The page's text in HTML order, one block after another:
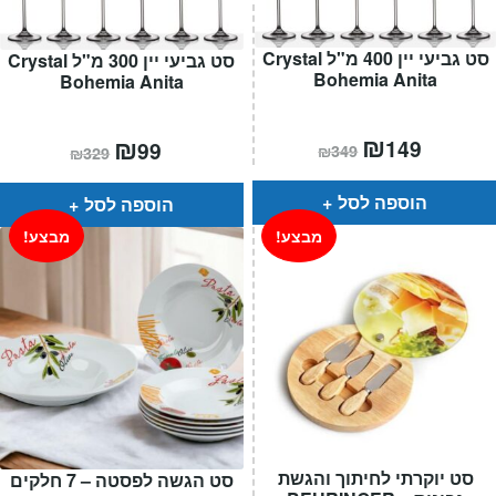
סט גביעי יין 300 מ"ל Crystal
Bohemia Anita
₪329 המחיר
המקורי
היה:
₪329.
₪99
הוא:
הוספה לסל
סט גביעי יין 400 מ"ל Crystal
Bohemia Anita
₪349 המחיר
המקורי
היה:
₪349.
₪149
הוא:
הוספה לסל
סט הגשה לפסטה – 7 חלקים
מבצע!
סט יוקרתי לחיתוך והגשת
מבצע!